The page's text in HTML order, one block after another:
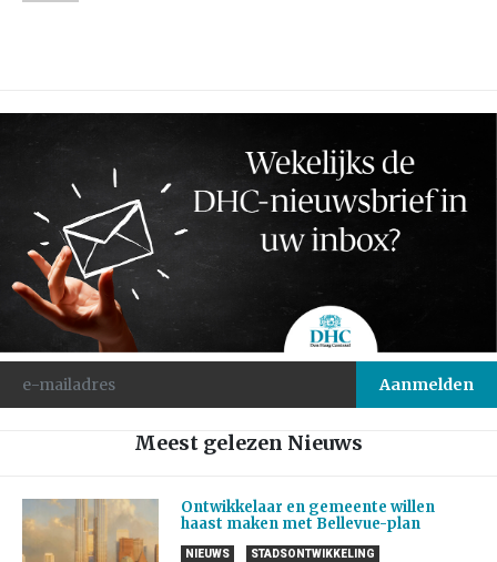
Meest gelezen Nieuws
Ontwikkelaar en gemeente willen
haast maken met Bellevue-plan
NIEUWS STADSONTWIKKELING